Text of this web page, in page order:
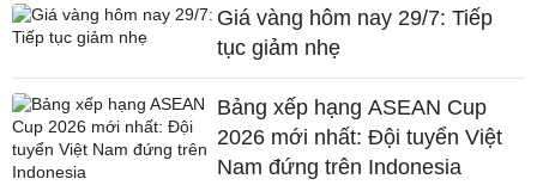
Giá vàng hôm nay 29/7: Tiếp
tục giảm nhẹ
Bảng xếp hạng ASEAN Cup
2026 mới nhất: Đội tuyển Việt
Nam đứng trên Indonesia